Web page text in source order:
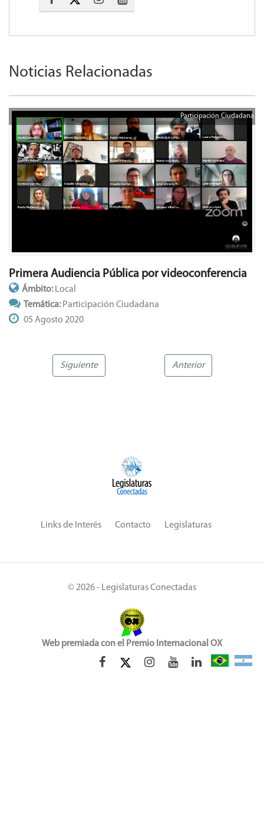
Noticias Relacionadas
Participación Ciudadana
Primera Audiencia Pública por videoconferencia
Ámbito: Local
Temática: Participación Ciudadana
05 Agosto 2020
Siguiente Anterior
Links de Interés Contacto Legislaturas
© 2026 - Legislaturas Conectadas
Web premiada con el Premio Internacional OX